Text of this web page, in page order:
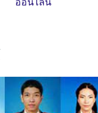
ออนไลน์